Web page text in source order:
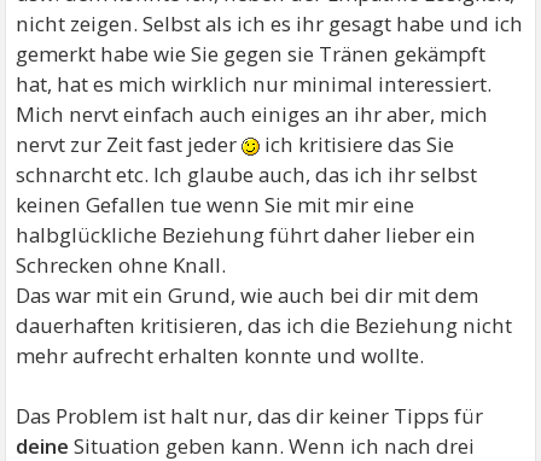
nicht zeigen. Selbst als ich es ihr gesagt habe und ich
gemerkt habe wie Sie gegen sie Tränen gekämpft
hat, hat es mich wirklich nur minimal interessiert.
Mich nervt einfach auch einiges an ihr aber, mich
nervt zur Zeit fast jeder
ich kritisiere das Sie
schnarcht etc. Ich glaube auch, das ich ihr selbst
keinen Gefallen tue wenn Sie mit mir eine
halbglückliche Beziehung führt daher lieber ein
Schrecken ohne Knall.
Das war mit ein Grund, wie auch bei dir mit dem
dauerhaften kritisieren, das ich die Beziehung nicht
mehr aufrecht erhalten konnte und wollte.
Das Problem ist halt nur, das dir keiner Tipps für
deine Situation geben kann. Wenn ich nach drei